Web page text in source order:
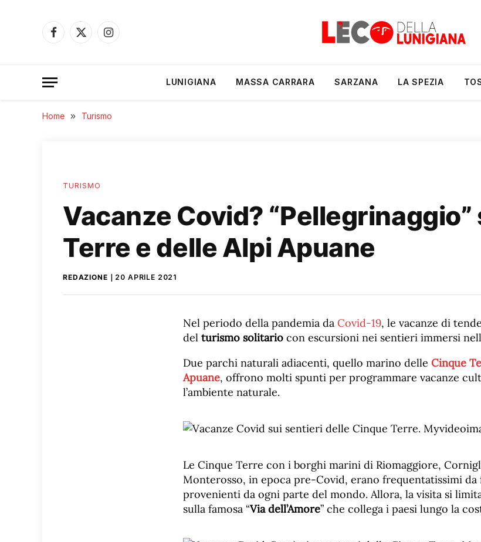
Facebook
X
Instagram
LUNIGIANA MASSA CARRARA SARZANA LA SPEZIA
Home » Turismo
TURISMO
Vacanze Covid?
Terre e delle Alpi Apuane
REDAZIONE 20 APRILE 2021
Nel periodo della pandemia da Covid-19, le vacanze di
del turismo solitario con escursioni nei sentieri immersi
Due parchi naturali adiacenti, quello marino delle Cinque
Apuane, offrono molti spunti per programmare vacanze
l’ambiente naturale.
Le Cinque Terre con i borghi marini di Riomaggiore,
Monterosso, in epoca pre-Covid, erano frequentatissimi
provenienti da ogni parte del mondo. Allora, la visita si
sulla famosa “Via dell’Amore” che collega i paesi lungo la